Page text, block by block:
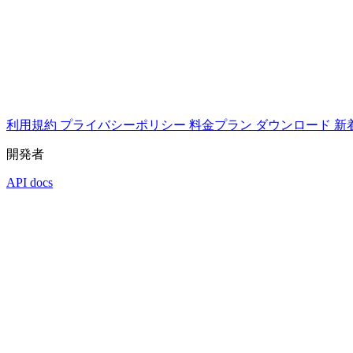
利用規約 プライバシーポリシー 料金プラン ダウンロード 新
開発者
API docs